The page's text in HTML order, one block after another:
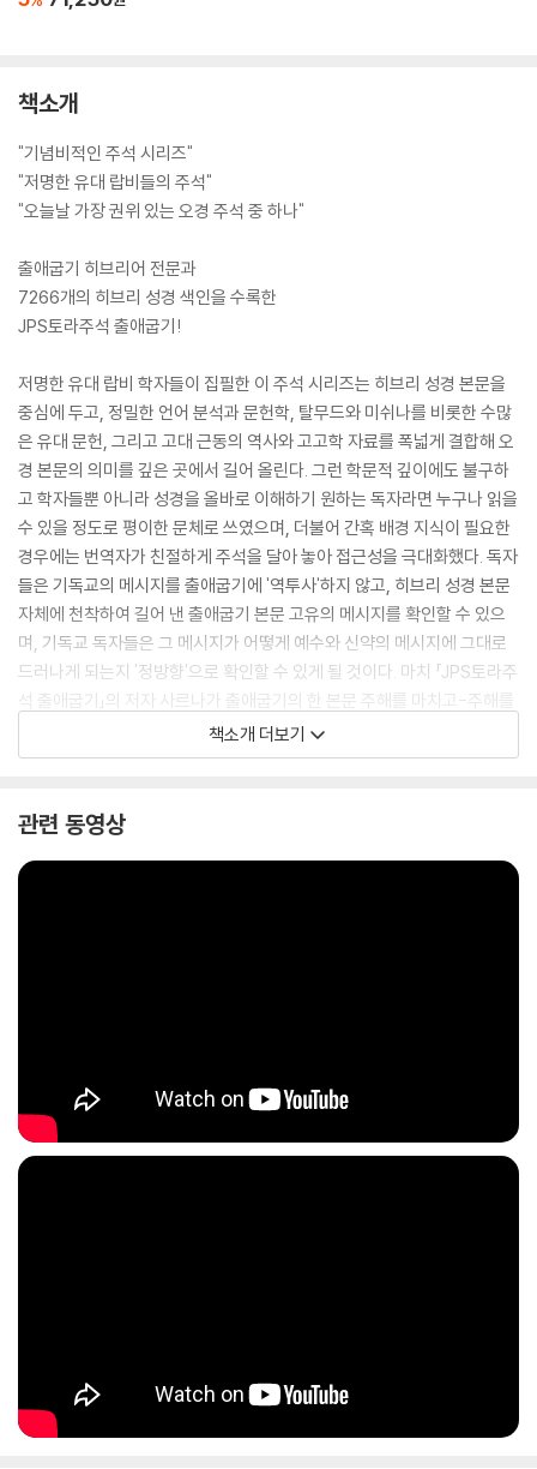
책소개
"기념비적인 주석 시리즈"
"저명한 유대 랍비들의 주석"
"오늘날 가장 권위 있는 오경 주석 중 하나"
출애굽기 히브리어 전문과
7266개의 히브리 성경 색인을 수록한
JPS토라주석 출애굽기!
저명한 유대 랍비 학자들이 집필한 이 주석 시리즈는 히브리 성경 본문을
중심에 두고, 정밀한 언어 분석과 문헌학, 탈무드와 미쉬나를 비롯한 수많
은 유대 문헌, 그리고 고대 근동의 역사와 고고학 자료를 폭넓게 결합해 오
경 본문의 의미를 깊은 곳에서 길어 올린다. 그런 학문적 깊이에도 불구하
고 학자들뿐 아니라 성경을 올바로 이해하기 원하는 독자라면 누구나 읽을
수 있을 정도로 평이한 문체로 쓰였으며, 더불어 간혹 배경 지식이 필요한
경우에는 번역자가 친절하게 주석을 달아 놓아 접근성을 극대화했다. 독자
들은 기독교의 메시지를 출애굽기에 '역투사'하지 않고, 히브리 성경 본문
자체에 천착하여 길어 낸 출애굽기 본문 고유의 메시지를 확인할 수 있으
며, 기독교 독자들은 그 메시지가 어떻게 예수와 신약의 메시지에 그대로
드러나게 되는지 '정방향'으로 확인할 수 있게 될 것이다. 마치 「JPS토라주
석 출애굽기」의 저자 사르나가 출애굽기의 한 본문 주해를 마치고-주해를
위해서가 아니라-예수의 경구를 인용했던 것처럼 말이다: "사람은 떡으로
만 살 수 없다."
책소개 더보기
관련 동영상